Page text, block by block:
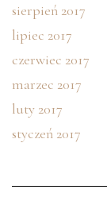
sierpień 2017
lipiec 2017
czerwiec 2017
marzec 2017
luty 2017
styczeń 2017